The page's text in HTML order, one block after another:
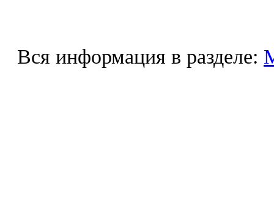
Вся информация в разделе: